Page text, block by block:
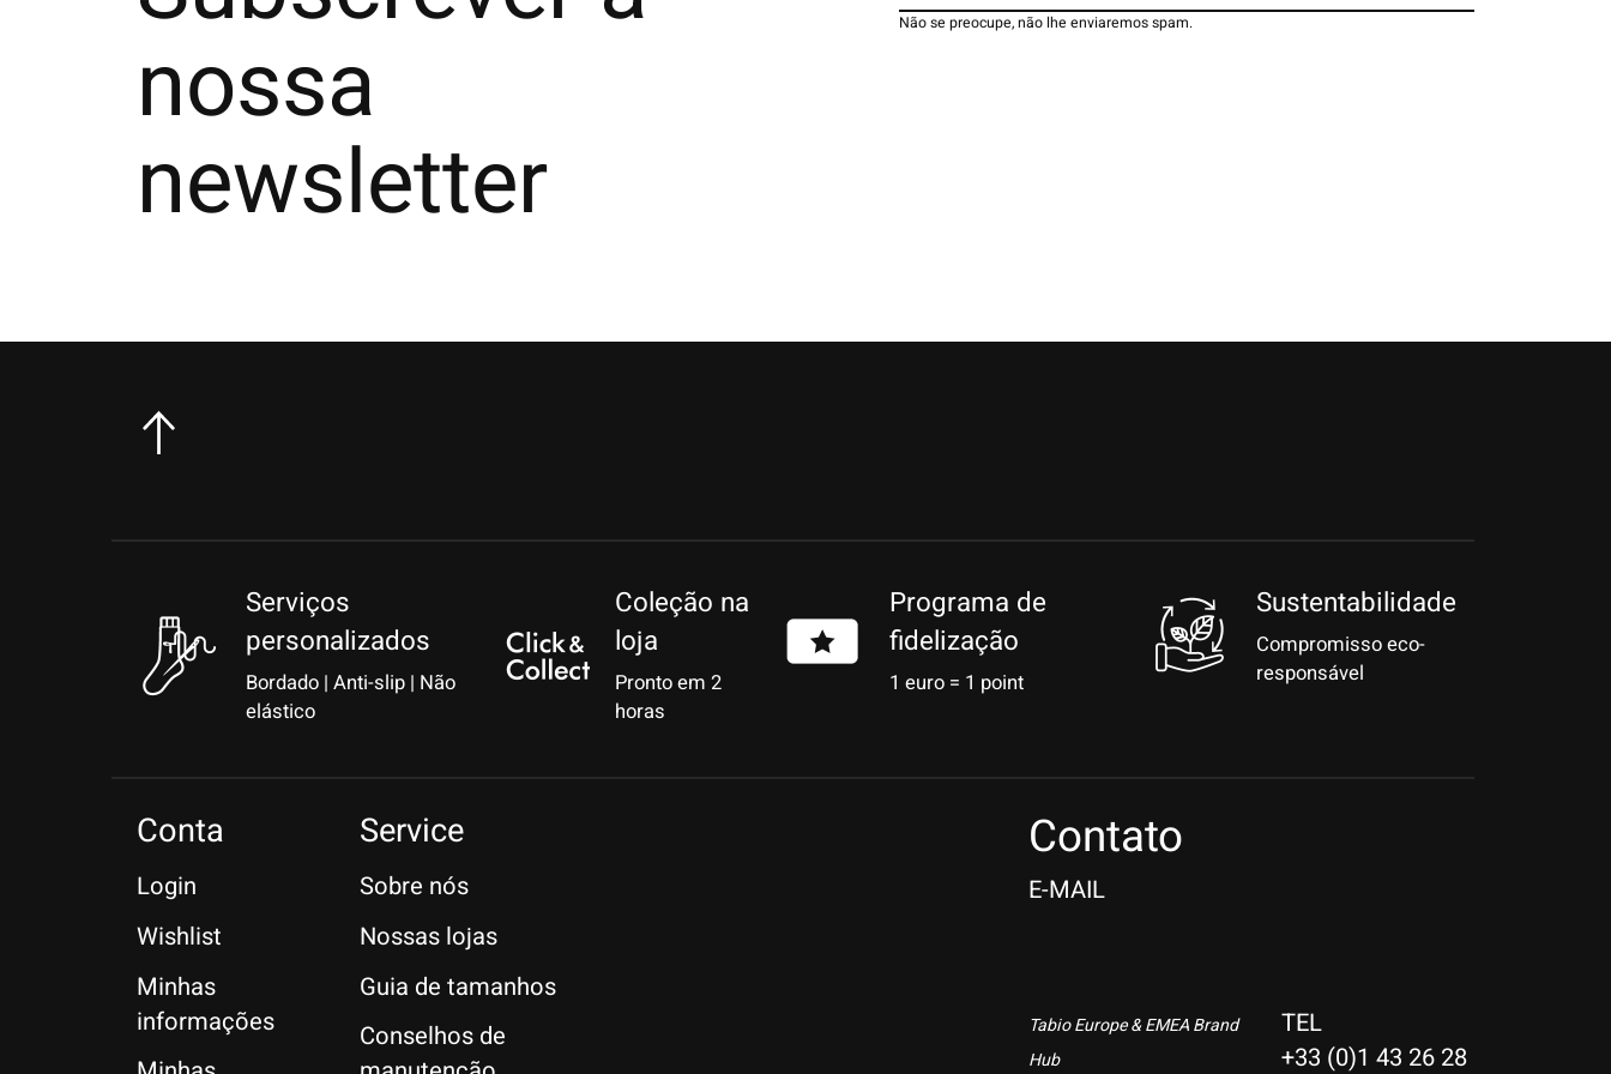
nossa
newsletter
Não se preocupe, não lhe enviaremos spam.
Serviços
personalizados
Bordado | Anti-slip | Não
elástico
Coleção na
loja
Pronto em 2
horas
Programa de
fidelização
1 euro = 1 point
Sustentabilidade
Compromisso eco-
responsável
Conta
Login
Wishlist
Minhas
informações
Service
Sobre nós
Nossas lojas
Guia de tamanhos
Conselhos de
Contato
E-MAIL
Tabio Europe & EMEA Brand
Hub
TEL
+33 (0)1 43 26 28